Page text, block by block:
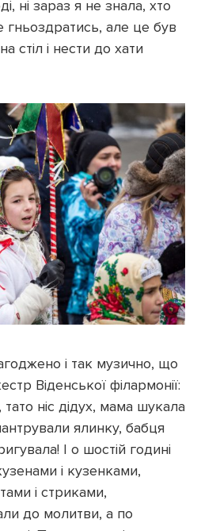
ні зараз я не знала, хто
гньоздратись, але це був
стіл і нести до хати
і так музично, що
Віденської філармонії:
тато ніс дідух, мама шукала
ялинку, бабця
І о шостій годині
і кузенками,
і стриками,
до молитви, а по